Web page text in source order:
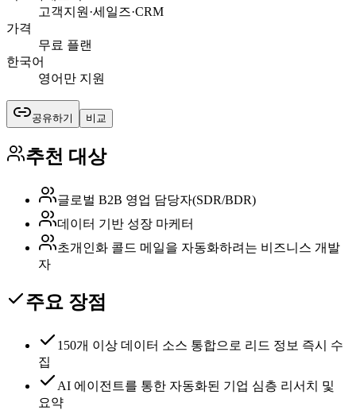
고객지원·세일즈·CRM
가격
무료 플랜
한국어
영어만 지원
공유하기 비교
추천 대상
글로벌 B2B 영업 담당자(SDR/BDR)
데이터 기반 성장 마케터
초개인화 콜드 메일을 자동화하려는 비즈니스 개발
자
주요 장점
150개 이상 데이터 소스 통합으로 리드 정보 즉시 수
집
AI 에이전트를 통한 자동화된 기업 심층 리서치 및
요약